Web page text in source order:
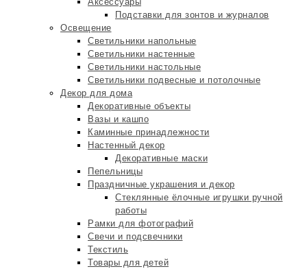
Подставки для зонтов и журналов
Освещение
Светильники напольные
Светильники настенные
Светильники настольные
Светильники подвесные и потолочные
Декор для дома
Декоративные объекты
Вазы и кашпо
Каминные принадлежности
Настенный декор
Декоративные маски
Пепельницы
Праздничные украшения и декор
Стеклянные ёлочные игрушки ручной
работы
Рамки для фотографий
Свечи и подсвечники
Текстиль
Товары для детей